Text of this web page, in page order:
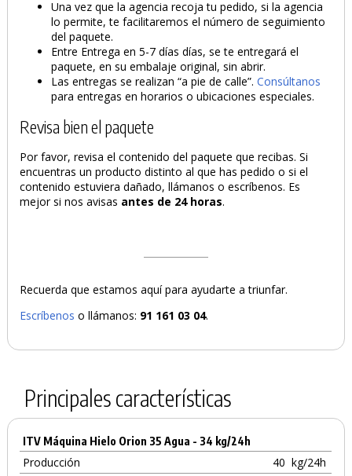
Una vez que la agencia recoja tu pedido, si la agencia
lo permite, te facilitaremos el número de seguimiento
del paquete.
Entre Entrega en 5-7 días días, se te entregará el
paquete, en su embalaje original, sin abrir.
Las entregas se realizan “a pie de calle”.Consúltanos
para entregas en horarios o ubicaciones especiales.
Revisa bien el paquete
Por favor, revisa el contenido del paquete que recibas. Si
encuentras un producto distinto al que has pedido o si el
contenido estuviera dañado, llámanos o escríbenos. Es
mejor si nos avisas antes de 24 horas.
Recuerda que estamos aquí para ayudarte a triunfar.
Escríbenos o llámanos: 91 161 03 04.
Principales características
ITV Máquina Hielo Orion 35 Agua - 34 kg/24h
Producción 40 kg/24h